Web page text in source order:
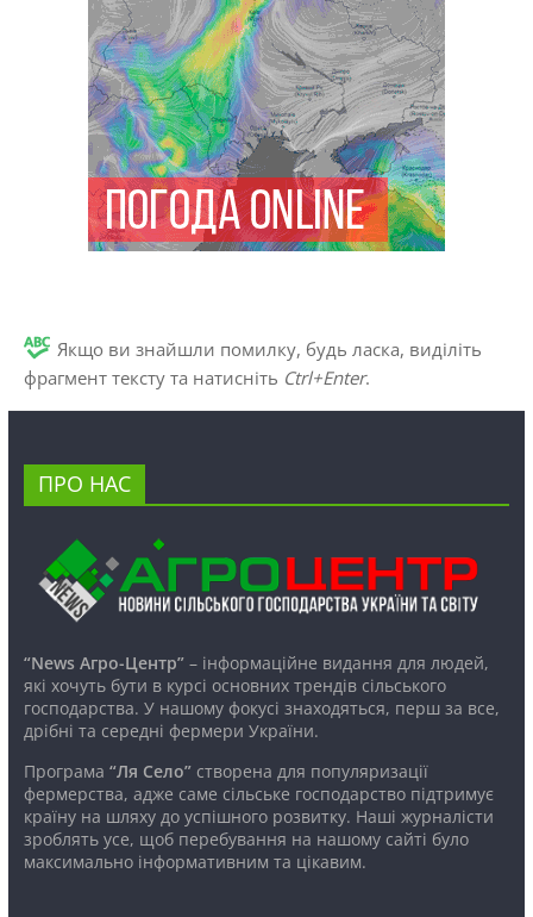
Якщо ви знайшли помилку, будь ласка, виділіть
фрагмент тексту та натисніть Ctrl+Enter.
ПРО НАС
“News Агро-Центр”– інформаційне видання для людей,
які хочуть бути в курсі основних трендів сільського
господарства. У нашому фокусі знаходяться, перш за все,
дрібні та середні фермери України.
Програма “Ля Село”створена для популяризації
фермерства, адже саме сільське господарство підтримує
країну на шляху до успішного розвитку. Наші журналісти
зроблять усе, щоб перебування на нашому сайті було
максимально інформативним та цікавим.